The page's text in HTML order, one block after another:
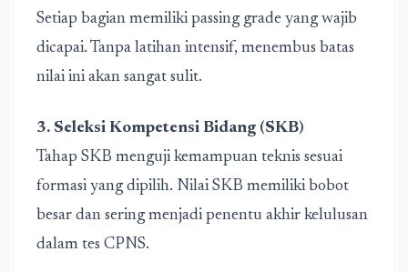
Setiap bagian memiliki passing grade yang wajib
dicapai. Tanpa latihan intensif, menembus batas
nilai ini akan sangat sulit.
3. Seleksi Kompetensi Bidang (SKB)
Tahap SKB menguji kemampuan teknis sesuai
formasi yang dipilih. Nilai SKB memiliki bobot
besar dan sering menjadi penentu akhir kelulusan
dalam tes CPNS.